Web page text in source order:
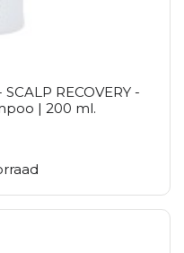
RECOVERY -
| 200 ml.